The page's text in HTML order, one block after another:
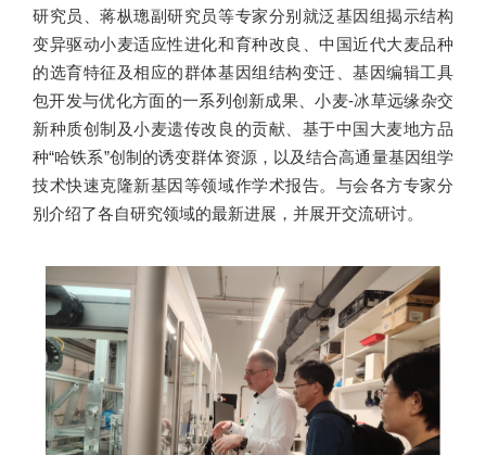
研究员、蒋枞璁副研究员等专家分别就泛基因组揭示结构
变异驱动小麦适应性进化和育种改良、中国近代大麦品种
的选育特征及相应的群体基因组结构变迁、基因编辑工具
包开发与优化方面的一系列创新成果、小麦-冰草远缘杂交
新种质创制及小麦遗传改良的贡献、基于中国大麦地方品
种“哈铁系”创制的诱变群体资源，以及结合高通量基因组学
技术快速克隆新基因等领域作学术报告。与会各方专家分
别介绍了各自研究领域的最新进展，并展开交流研讨。